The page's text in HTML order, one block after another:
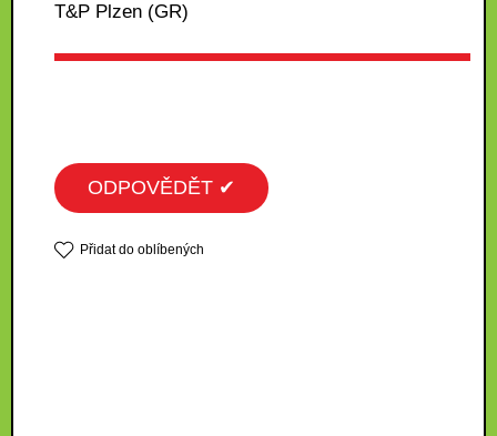
T&P Plzen (GR)
ODPOVĚDĚT ✔
Přidat do oblíbených